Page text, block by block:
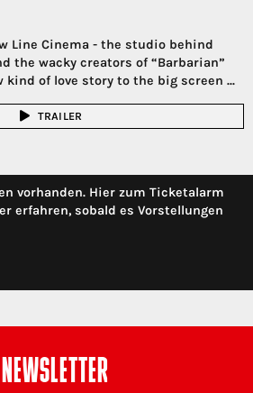
Line Cinema - the studio behind
the wacky creators of “Barbarian”
kind of love story to the big screen ...
TRAILER
vorhanden. Hier zum Ticketalarm
erfahren, sobald es Vorstellungen